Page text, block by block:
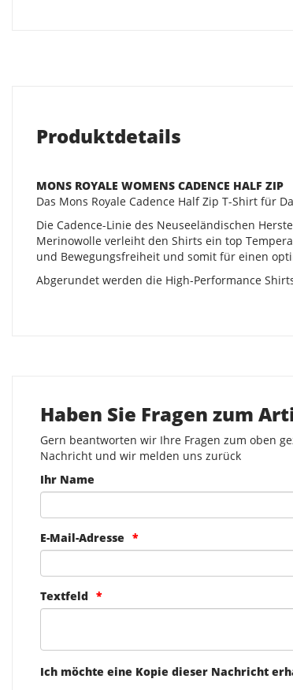
Produktdetails
MONS ROYALE WOMENS CADENCE HALF ZIP
Das Mons Royale Cadence Half Zip T-Shirt für
Die Cadence-Linie des Neuseeländischen
Merinowolle verleiht den Shirts ein top
und Bewegungsfreiheit und somit für einen
Abgerundet werden die High-Performance
Haben Sie Fragen zum
Gern beantworten wir Ihre Fragen zum oben
Nachricht und wir melden uns zurück
Ihr Name
E-Mail-Adresse
Textfeld
Ich möchte eine Kopie dieser Nachricht